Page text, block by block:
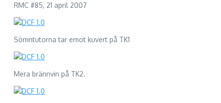
RMC #85, 21 april 2007
Sömntutorna tar emot kuvert på TK1
Mera brännvin på TK2.